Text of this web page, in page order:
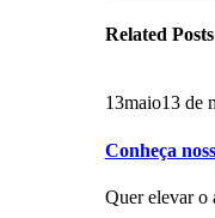
Related Posts
13maio13 de
Conheça
Quer elevar o